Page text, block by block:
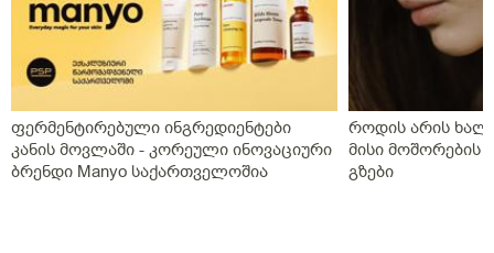
ფერმენტირებული ინგრედიენტები
კანის მოვლაში - კორეული ინოვაციური
ბრენდი Manyo საქართველოშია
როდის არის
მისი მოშორების
გზები